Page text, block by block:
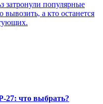
затронули популярные
а кто останется
27: что выбрать?